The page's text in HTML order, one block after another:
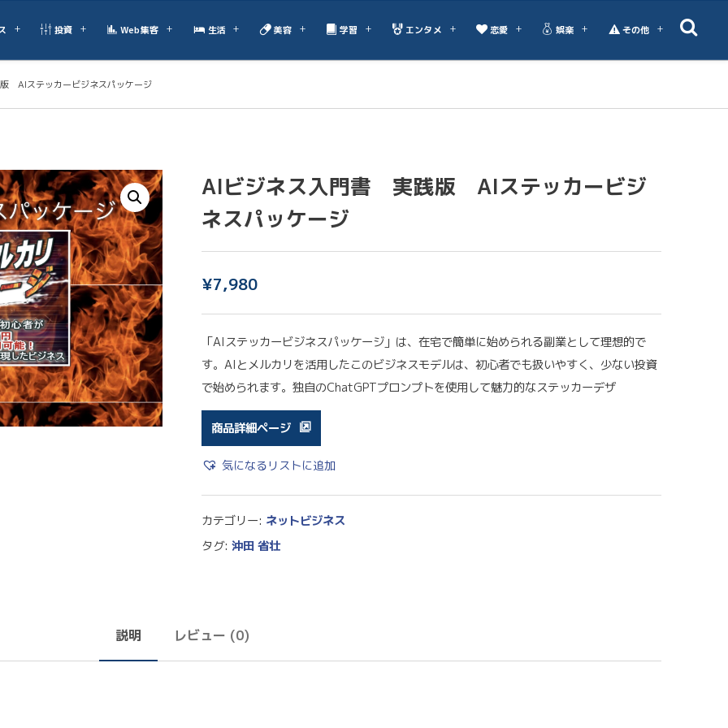
投資 Web集客 生活 美容 学習 エンタメ 恋愛 娯楽 その他
AIステッカービジネスパッケージ
AIビジネス入門書 実践版 AIステッカービジ
ネスパッケージ
¥7,980
「AIステッカービジネスパッケージ」は、在宅で簡単に始められる副業として理想的で
す。AIとメルカリを活用したこのビジネスモデルは、初心者でも扱いやすく、少ない投資
で始められます。独自のChatGPTプロンプトを使用して魅力的なステッカーデザ
商品詳細ページ
気になるリストに追加
カテゴリー: ネットビジネス
タグ: 沖田 省壮
説明 レビュー (0)